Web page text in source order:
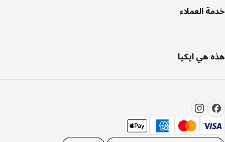
العملاء
هي ايكيا